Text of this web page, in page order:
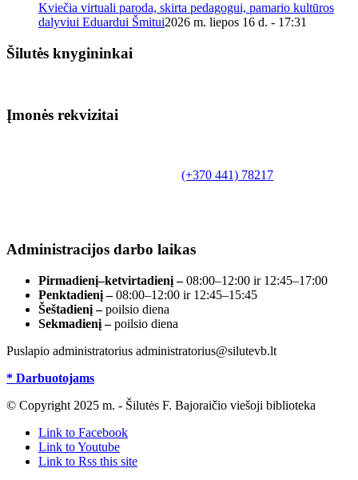
Kviečia virtuali paroda, skirta pedagogui, pamario kultūros
dalyviui Eduardui Šmitui2026 m. liepos 16 d. - 17:31
Šilutės knygininkai
Įmonės rekvizitai
(+370 441) 78217
Administracijos darbo laikas
Pirmadienį–ketvirtadienį –08:00–12:00 ir 12:45–17:00
Penktadienį –08:00–12:00 ir 12:45–15:45
Šeštadienį –poilsio diena
Sekmadienį –poilsio diena
Puslapio administratorius administratorius@silutevb.lt
* Darbuotojams
© Copyright 2025 m. - Šilutės F. Bajoraičio viešoji biblioteka
Link to Facebook
Link to Youtube
Link to Rss this site